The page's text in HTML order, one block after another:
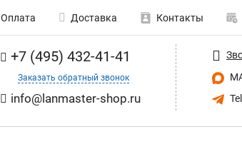
Оплата Доставка Контакты
+7 (495) 432-41-41
Заказать обратный звонок
info@lanmaster-shop.ru